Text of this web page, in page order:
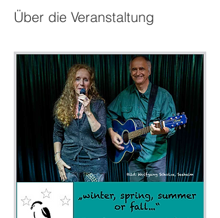
Über die Veranstaltung